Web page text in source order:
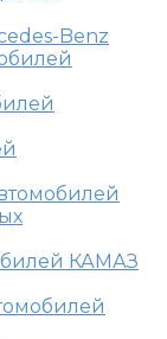
Benz
КАМАЗ